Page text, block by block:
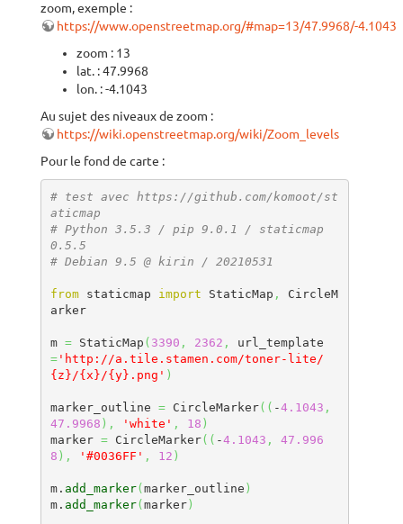
zoom, exemple :
https://www.openstreetmap.org/#map=13/47.9968/-4.1043
zoom : 13
lat. : 47.9968
lon. : -4.1043
Au sujet des niveaux de zoom :
https://wiki.openstreetmap.org/wiki/Zoom_levels
Pour le fond de carte :
# test avec https://github.com/komoot/st
aticmap
# Python 3.5.3 / pip 9.0.1 / staticmap
0.5.5
# Debian 9.5 @ kirin / 20210531
from staticmap import StaticMap ,
CircleM
arker
m = StaticMap ( 3390 , 2362 ,
url_template
='http://a.tile.stamen.com/toner-lite/
{z}/{x}/{y}.png' )
marker_outline = CircleMarker( ( -4.1043 ,
47.9968 ) , 'white' , 18 )
marker = CircleMarker( ( -4.1043 ,
47.996
8 ) , '#0036FF' , 12 )
m. add_marker(marker_outline )
m. add_marker(marker)